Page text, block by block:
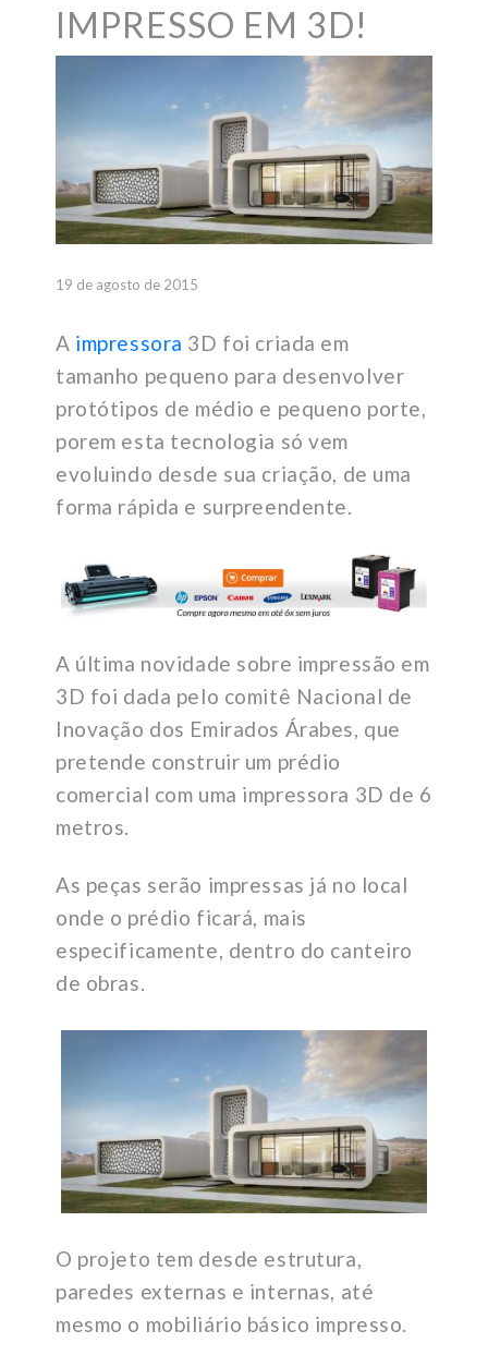
IMPRESSO EM 3D!
19 de agosto de 2015
A impressora 3D foi criada em
tamanho pequeno para desenvolver
protótipos de médio e pequeno porte,
porem esta tecnologia só vem
evoluindo desde sua criação, de uma
forma rápida e surpreendente.
A última novidade sobre impressão em
3D foi dada pelo comitê Nacional de
Inovação dos Emirados Árabes, que
pretende construir um prédio
comercial com uma impressora 3D de 6
metros.
As peças serão impressas já no local
onde o prédio ficará, mais
especificamente, dentro do canteiro
de obras.
O projeto tem desde estrutura,
paredes externas e internas, até
mesmo o mobiliário básico impresso.